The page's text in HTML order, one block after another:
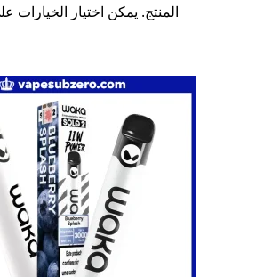
المنتج. يمكن اختيار الخيارات